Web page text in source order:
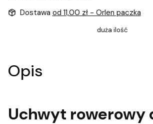
Dostawa od 11,00 zł - Orlen paczka
duża ilość
Opis
Uchwyt rowerowy